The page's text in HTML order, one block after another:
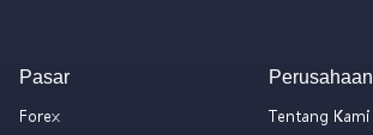
Pasar
Forex
Perusahaan
Tentang Kami